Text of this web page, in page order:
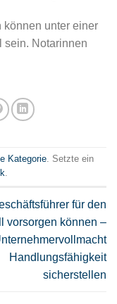
können unter einer
sein. Notarinnen
Kategorie. Setzte ein
.
für den
vorsorgen können –
Handlungsfähigkeit
sicherstellen